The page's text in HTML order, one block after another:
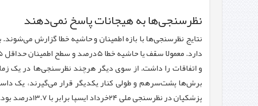
نظرسنجی‌ها به هیجانات پاسخ نمی‌دهند
نتایج نظرسنجی‌ها با بازه اطمینان و حاشیه خطا گزارش
و اتفاقات را داشت. از سوی دیگر هرچند نظرسنجی‌ها در یک
برش‌ها پشت‌سرهم و طولی کنار یکدیگر قرار می‌گیرند، یک
پزشکیان در نظرسنجی ملی ۲۴خرداد ایسپا برابر با ۱۳.۷درصد بود. این عدد در نظرسنجی ۳۰خرداد به ۱۹.۸درصد، در ۳تیرماه به ۲۴.۴درصد و در ۶تیر به ۳۳.۱درصد افزایش یافت.